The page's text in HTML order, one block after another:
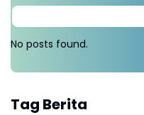
No posts found.
Tag Berita